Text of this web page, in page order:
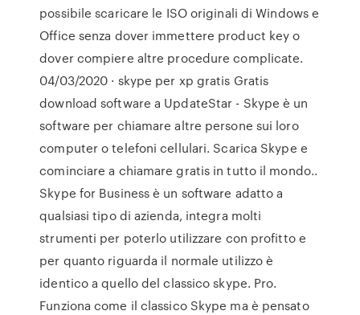
possibile scaricare le ISO originali di Windows e
Office senza dover immettere product key o
dover compiere altre procedure complicate.
04/03/2020 · skype per xp gratis Gratis
download software a UpdateStar - Skype è un
software per chiamare altre persone sui loro
computer o telefoni cellulari. Scarica Skype e
cominciare a chiamare gratis in tutto il mondo..
Skype for Business è un software adatto a
qualsiasi tipo di azienda, integra molti
strumenti per poterlo utilizzare con profitto e
per quanto riguarda il normale utilizzo è
identico a quello del classico skype. Pro.
Funziona come il classico Skype ma è pensato